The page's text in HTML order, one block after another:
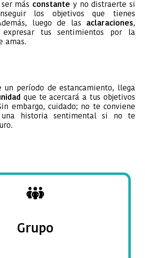
más constante y no distraerte si
los objetivos que tienes
luego de las aclaraciones,
tus sentimientos por la
amas.
un período de estancamiento, llega
que te acercará a tus objetivos
embargo, cuidado; no te conviene
una historia sentimental si no te
Grupo